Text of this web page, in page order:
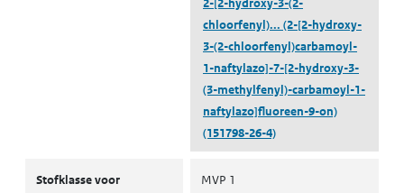
2-[2-hydroxy-3-(2-
chloorfenyl)... (2-[2-hydroxy-
3-(2-chloorfenyl)carbamoyl-
1-naftylazo]-7-[2-hydroxy-3-
(3-methylfenyl)-carbamoyl-1-
naftylazo]fluoreen-9-on)
(151798-26-4)
Stofklasse voor
MVP 1